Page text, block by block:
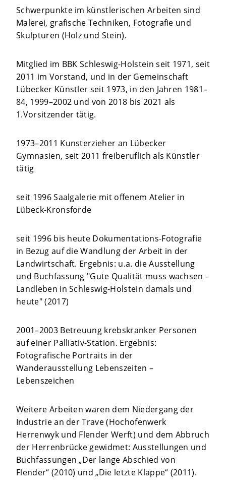
Schwerpunkte im künstlerischen Arbeiten sind
Malerei, grafische Techniken, Fotografie und
Skulpturen (Holz und Stein).
Mitglied im BBK Schleswig-Holstein seit 1971, seit
2011 im Vorstand, und in der Gemeinschaft
Lübecker Künstler seit 1973, in den Jahren 1981–
84, 1999–2002 und von 2018 bis 2021 als
1.Vorsitzender tätig.
1973–2011 Kunsterzieher an Lübecker
Gymnasien, seit 2011 freiberuflich als Künstler
tätig
seit 1996 Saalgalerie mit offenem Atelier in
Lübeck-Kronsforde
seit 1996 bis heute Dokumentations-Fotografie
in Bezug auf die Wandlung der Arbeit in der
Landwirtschaft. Ergebnis: u.a. die Ausstellung
und Buchfassung "Gute Qualität muss wachsen -
Landleben in Schleswig-Holstein damals und
heute" (2017)
2001–2003 Betreuung krebskranker Personen
auf einer Palliativ-Station. Ergebnis:
Fotografische Portraits in der
Wanderausstellung Lebenszeiten –
Lebenszeichen
Weitere Arbeiten waren dem Niedergang der
Industrie an der Trave (Hochofenwerk
Herrenwyk und Flender Werft) und dem Abbruch
der Herrenbrücke gewidmet: Ausstellungen und
Buchfassungen „Der lange Abschied von
Flender“ (2010) und „Die letzte Klappe“ (2011).